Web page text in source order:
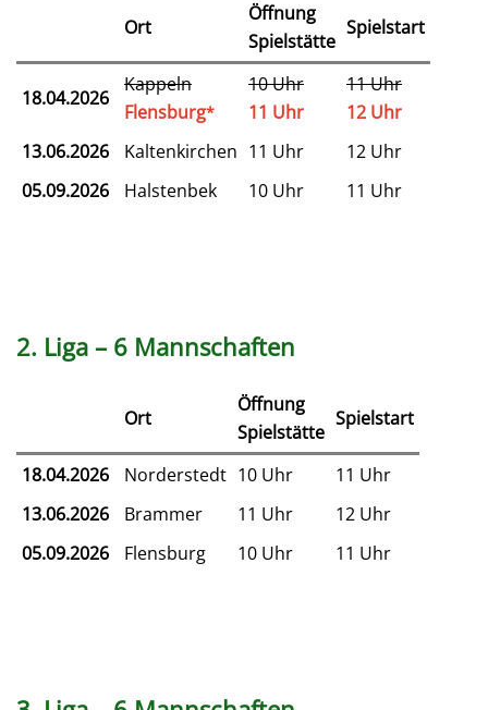
Ort
Öffnung
Spielstätte
Spielstart
18.04.2026
Kappeln
Flensburg*
10 Uhr
11 Uhr
11 Uhr
12 Uhr
13.06.2026
Kaltenkirchen 11 Uhr
12 Uhr
05.09.2026
Halstenbek 10 Uhr 11 Uhr
2. Liga – 6 Mannschaften
Ort
Öffnung
Spielstätte
Spielstart
18.04.2026 Norderstedt 10 Uhr
11 Uhr
13.06.2026
Brammer 11 Uhr
12 Uhr
05.09.2026
Flensburg 10 Uhr 11 Uhr